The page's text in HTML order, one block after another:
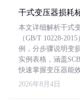
干式变压器损耗
本文详细解析干式
（GB/T 10228-
例，分步骤说明变
实例表格，涵盖
快速掌握变压器能
2026年8月4日